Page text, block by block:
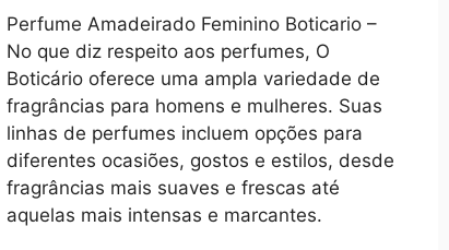
Perfume Amadeirado Feminino Boticario –
No que diz respeito aos perfumes, O
Boticário oferece uma ampla variedade de
fragrâncias para homens e mulheres. Suas
linhas de perfumes incluem opções para
diferentes ocasiões, gostos e estilos, desde
fragrâncias mais suaves e frescas até
aquelas mais intensas e marcantes.